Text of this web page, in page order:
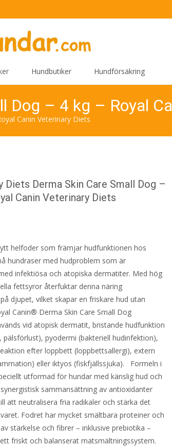
Hundbutiker Hundförsäkring
Dog – 4 kg – Royal
Canin Veterinary Diets
Diets Derma Skin Care Small Dog –
Canin Veterinary Diets
helfoder som främjar hudfunktionen hos
hundraser med hudproblem som är
infektiösa och atopiska dermatiter. Med hög
fettsyror återfuktar denna näring
djupet, vilket skapar en friskare hud utan
Canin® Derma Skin Care Small Dog
vid atopisk dermatit, bristande hudfunktion
pälsförlust), pyodermi (bakteriell hudinfektion),
efter loppbett (loppbettsallergi), extern
eller iktyos (fiskfjällssjuka). Formeln i
utformad för hundar med känslig hud och
sammansättning av antioxidanter
att neutralisera fria radikaler och stärka det
Fodret har mycket smältbara proteiner och
stärkelse och fibrer – inklusive prebiotika –
friskt och balanserat matsmältningssystem.